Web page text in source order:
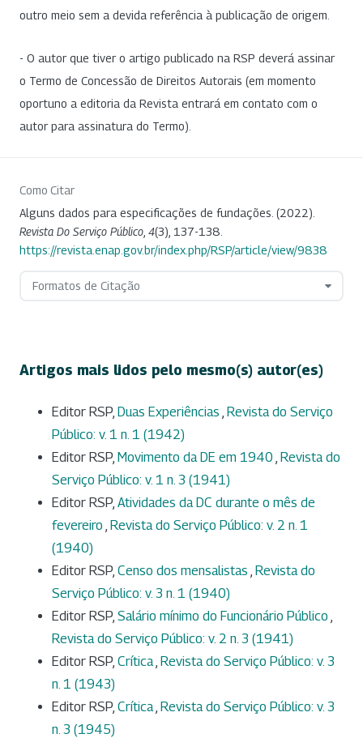
outro meio sem a devida referência à publicação de origem.
- O autor que tiver o artigo publicado na RSP deverá assinar
o Termo de Concessão de Direitos Autorais (em momento
oportuno a editoria da Revista entrará em contato com o
autor para assinatura do Termo).
Como Citar
Alguns dados para especificações de fundações. (2022).
Revista Do Serviço Público 4(3), 137-138.
https://revista.enap.gov.br/index.php/RSP/article/view/9838
Formatos de Citação
Artigos mais lidos pelo mesmo(s) autor(es)
Editor RSP, Duas Experiências Revista do Serviço
Público: v. 1 n. 1 (1942)
Editor RSP, Movimento da DE em 1940 Revista do
Serviço Público: v. 1 n. 3 (1941)
Editor RSP, Atividades da DC durante o mês de
fevereiro Revista do Serviço Público: v. 2 n. 1
(1940)
Editor RSP, Censo dos mensalistas Revista do
Serviço Público: v. 3 n. 1 (1940)
Editor RSP, Salário mínimo do Funcionário Público
Revista do Serviço Público: v. 2 n. 3 (1941)
Editor RSP, Crítica Revista do Serviço Público: v. 3
n. 1 (1943)
Editor RSP, Crítica Revista do Serviço Público: v. 3
n. 3 (1945)